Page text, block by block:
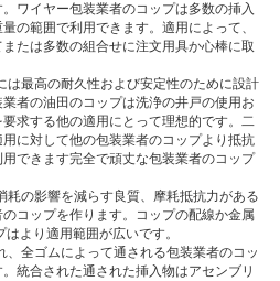
ワイヤー包装業者のコップは多数の挿入
の範囲で利用できます。適用によって、
たは多数の組合せに注文用具か心棒に取
は最高の耐久性および安定性のために設計
者の油田のコップは洗浄の井戸の使用お
求する他の適用にとって理想的です。二
に対して他の包装業者のコップより抵抗
できます完全で頑丈な包装業者のコップ
耗の影響を減らす良質、摩耗抵抗力がある
コップを作ります。コップの配線か金属
より適用範囲が広いです。
、全ゴムによって通される包装業者のコッ
統合された通された挿入物はアセンブリ